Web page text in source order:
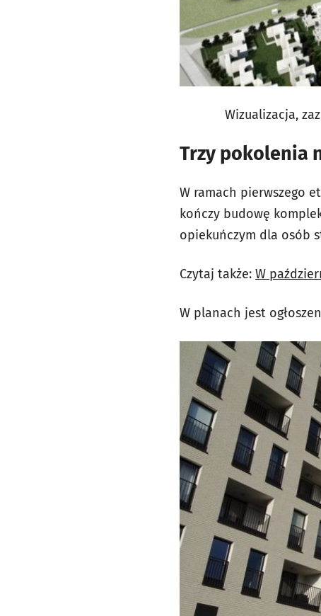
Wizualizacja,
Trzy pokolenia
W ramach pierwszego
kończy budowę
opiekuńczym dla osób
Czytaj także: W
W planach jest